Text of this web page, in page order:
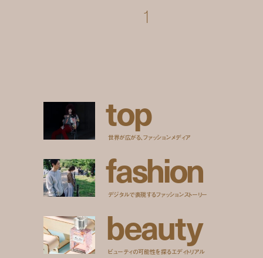
1
top
世界が広がる、ファッションメディア
fashion
デジタルで表現するファッションストーリー
beauty
ビューティの可能性を探るエディトリアル